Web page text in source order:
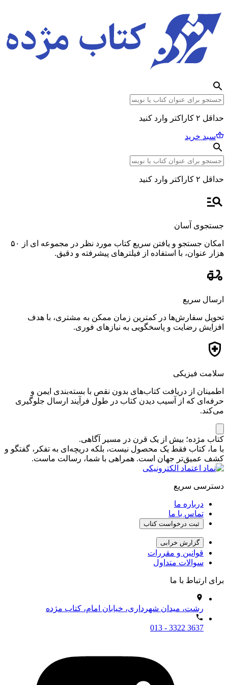
حداقل ۲ کاراکتر وارد کنید
سبد خرید
حداقل ۲ کاراکتر وارد کنید
جستجوی آسان
امکان جستجو و یافتن سریع کتاب مورد نظر در مجموعه ای از ۵۰
هزار عنوان، با استفاده از فیلترهای پیشرفته و دقیق.
ارسال سریع
تحویل سفارش‌ها در کمترین زمان ممکن به مشتری، با هدف
افزایش رضایت و پاسخگویی به نیازهای فوری.
سلامت فیزیکی
اطمینان از دریافت کتاب‌های بدون نقص با بسته‌بندی ایمن و
حرفه‌ای که از آسیب دیدن کتاب در طول فرآیند ارسال جلوگیری
می‌کند.
کتاب مژده؛ بیش از یک قرن در مسیر آگاهی.
با ما، کتاب فقط یک محصول نیست، بلکه دریچه‌ای به تفکر، گفتگو و
کشف عمیق‌تر جهان است. همراهی با شما، رسالت ماست.
دسترسی سریع
درباره ما
تماس با ما
ثبت درخواست کتاب
گزارش خرابی
قوانین و مقررات
سوالات متداول
برای ارتباط با ما
رشت، میدان شهرداری، خیابان امام، کتاب مژده
013 - 3322 3637